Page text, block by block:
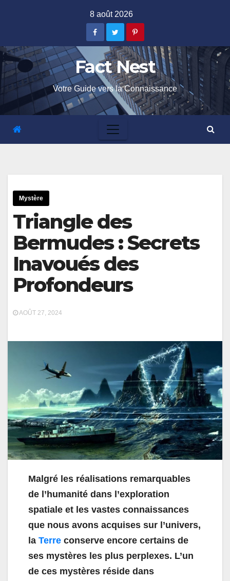
8 août 2026
Fact Nest
Votre Guide vers la Connaissance
Mystère
Triangle des
Bermudes : Secrets
Inavoués des
Profondeurs
AOÛT 27, 2024
Malgré les réalisations remarquables
de l’humanité dans l’exploration
spatiale et les vastes connaissances
que nous avons acquises sur l’univers,
la Terre conserve encore certains de
ses mystères les plus perplexes. L’un
de ces mystères réside dans